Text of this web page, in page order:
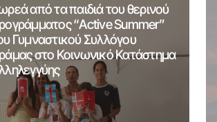
από τα παιδιά του θερινού
“Active Summer”
Γυμναστικού Συλλόγου
στο Κοινωνικό Κατάστημα